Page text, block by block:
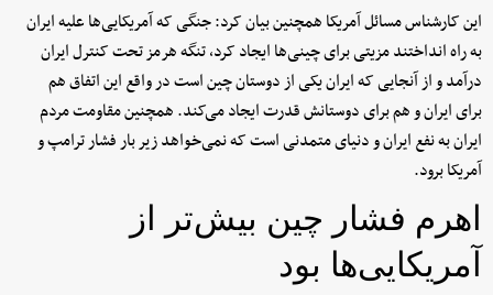
این کارشناس مسائل آمریکا همچنین بیان کرد: جنگی که آمریکایی‌ها علیه ایران
به راه انداختند مزیتی برای چینی‌ها ایجاد کرد، تنگه هرمز تحت کنترل ایران
درآمد و از آنجایی که ایران یکی از دوستان چین است در واقع این اتفاق هم
برای ایران و هم برای دوستانش قدرت ایجاد می‌کند. همچنین مقاومت مردم
ایران به نفع ایران و دنیای متمدنی است که نمی‌خواهد زیر بار فشار ترامپ و
آمریکا برود.
اهرم فشار چین بیش‌تر از
آمریکایی‌ها بود